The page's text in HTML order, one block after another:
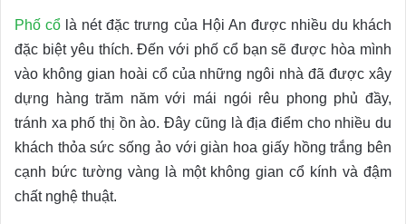
Phố cổ là nét đặc trưng của Hội An được nhiều du khách
đặc biệt yêu thích. Đến với phố cổ bạn sẽ được hòa mình
vào không gian hoài cổ của những ngôi nhà đã được xây
dựng hàng trăm năm với mái ngói rêu phong phủ đầy,
tránh xa phố thị ồn ào. Đây cũng là địa điểm cho nhiều du
khách thỏa sức sống ảo với giàn hoa giấy hồng trắng bên
cạnh bức tường vàng là một không gian cổ kính và đậm
chất nghệ thuật.